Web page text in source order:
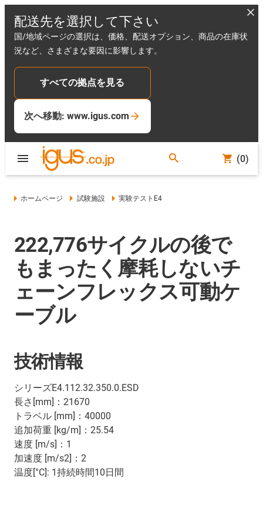
配送先を選択して下さい
国/地域ページの選択は、価格、配送オプション、商品の在庫状
況など、さまざまな要因に影響します。
すべての拠点を見る
次へ移動: www.igus.com
(0)
ホームページ 試験施設 実験テストE4
222,776サイクルの後で
もまったく摩耗しないチ
ェーンフレックス可動ケ
ーブル
技術情報
シリーズE4.112.32.350.0.ESD
長さ[mm]：21670
トラベル [mm]：40000
追加荷重 [kg/m]：25.54
速度 [m/s]：1
加速度 [m/s2]：2
温度[°C]: 1持続時間10日間